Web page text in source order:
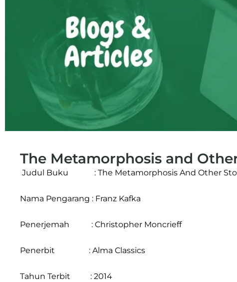
The Metamorphosis and
Judul Buku : The Metamorphosis And Other
Nama Pengarang : Franz Kafka
Penerjemah : Christopher Moncrieff
Penerbit : Alma Classics
Tahun Terbit : 2014